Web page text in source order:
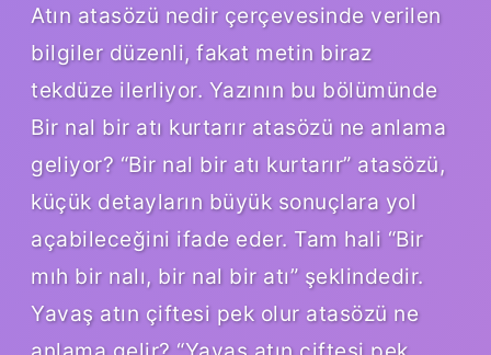
Atın atasözü nedir çerçevesinde verilen
bilgiler düzenli, fakat metin biraz
tekdüze ilerliyor. Yazının bu bölümünde
Bir nal bir atı kurtarır atasözü ne anlama
geliyor? “Bir nal bir atı kurtarır” atasözü,
küçük detayların büyük sonuçlara yol
açabileceğini ifade eder. Tam hali “Bir
mıh bir nalı, bir nal bir atı” şeklindedir.
Yavaş atın çiftesi pek olur atasözü ne